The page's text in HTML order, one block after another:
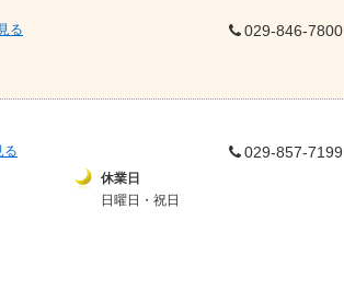
る 029-846-7800
る 029-857-7199
休業日
日曜日・祝日